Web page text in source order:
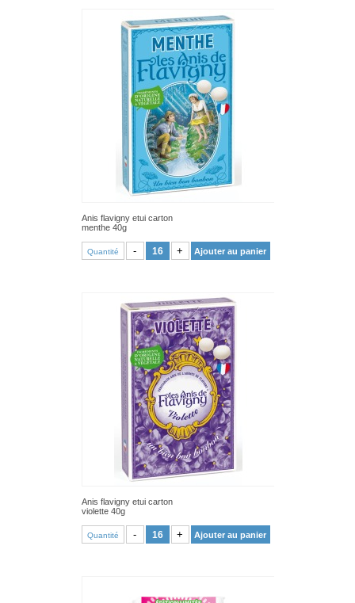
Anis flavigny etui carton
menthe 40g
Quantité - + Ajouter au panier
Anis flavigny etui carton
violette 40g
Quantité - + Ajouter au panier